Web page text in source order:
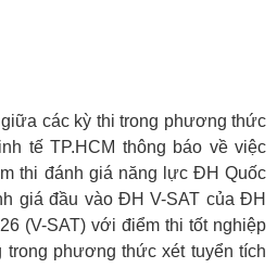
các kỳ thi trong phương thức
tế TP.HCM thông báo về việc
thi đánh giá năng lực ĐH Quốc
giá đầu vào ĐH V-SAT của ĐH
(V-SAT) với điểm thi tốt nghiệp
trong phương thức xét tuyển tích